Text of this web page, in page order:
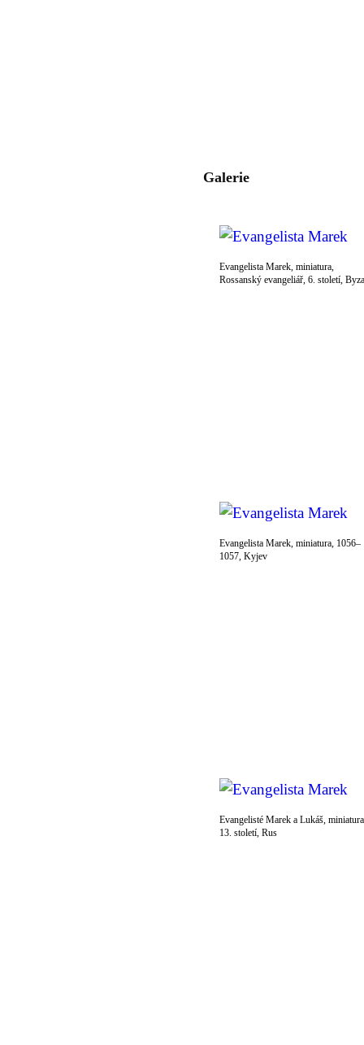
Galerie
Evangelista Marek, miniatura,
Rossanský evangeliář, 6. století,
Evangelista Marek, miniatura, 1056–
1057, Kyjev
Evangelisté Marek a Lukáš,
13. století, Rus